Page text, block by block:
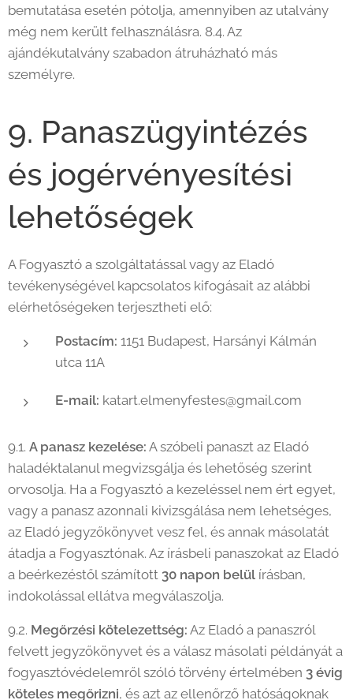
bemutatása esetén pótolja, amennyiben az utalvány
még nem került felhasználásra. 8.4. Az
ajándékutalvány szabadon átruházható más
személyre.
9. Panaszügyintézés
és jogérvényesítési
lehetőségek
A Fogyasztó a szolgáltatással vagy az Eladó
tevékenységével kapcsolatos kifogásait az alábbi
elérhetőségeken terjesztheti elő:
Postacím: 1151 Budapest, Harsányi Kálmán
utca 11A
E-mail: katart.elmenyfestes@gmail.com
9.1. A panasz kezelése: A szóbeli panaszt az Eladó
haladéktalanul megvizsgálja és lehetőség szerint
orvosolja. Ha a Fogyasztó a kezeléssel nem ért egyet,
vagy a panasz azonnali kivizsgálása nem lehetséges,
az Eladó jegyzőkönyvet vesz fel, és annak másolatát
átadja a Fogyasztónak. Az írásbeli panaszokat az Eladó
a beérkezéstől számított 30 napon belül írásban,
indokolással ellátva megválaszolja.
9.2. Megőrzési kötelezettség: Az Eladó a panaszról
felvett jegyzőkönyvet és a válasz másolati példányát a
fogyasztóvédelemről szóló törvény értelmében 3 évig
köteles megőrizni, és azt az ellenőrző hatóságoknak